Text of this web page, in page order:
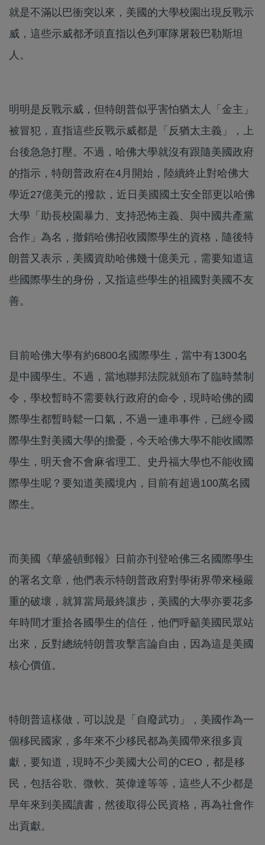
就是不滿以巴衝突以來，美國的大學校園出現反戰示
威，這些示威都矛頭直指以色列軍隊屠殺巴勒斯坦
人。
明明是反戰示威，但特朗普似乎害怕猶太人「金主」
被冒犯，直指這些反戰示威都是「反猶太主義」，上
台後急急打壓。不過，哈佛大學就沒有跟隨美國政府
的指示，特朗普政府在4月開始，陸續終止對哈佛大
學近27億美元的撥款，近日美國國土安全部更以哈佛
大學「助長校園暴力、支持恐怖主義、與中國共產黨
合作」為名，撤銷哈佛招收國際學生的資格，隨後特
朗普又表示，美國資助哈佛幾十億美元，需要知道這
些國際學生的身份，又指這些學生的祖國對美國不友
善。
目前哈佛大學有約6800名國際學生，當中有1300名
是中國學生。不過，當地聯邦法院就頒布了臨時禁制
令，學校暫時不需要執行政府的命令，現時哈佛的國
際學生都暫時鬆一口氣，不過一連串事件，已經令國
際學生對美國大學的擔憂，今天哈佛大學不能收國際
學生，明天會不會麻省理工、史丹福大學也不能收國
際學生呢？要知道美國境內，目前有超過100萬名國
際生。
而美國《華盛頓郵報》日前亦刊登哈佛三名國際學生
的署名文章，他們表示特朗普政府對學術界帶來極嚴
重的破壞，就算當局最終讓步，美國的大學亦要花多
年時間才重拾各國學生的信任，他們呼籲美國民眾站
出來，反對總統特朗普攻擊言論自由，因為這是美國
核心價值。
特朗普這樣做，可以說是「自廢武功」，美國作為一
個移民國家，多年來不少移民都為美國帶來很多貢
獻，要知道，現時不少美國大公司的CEO，都是移
民，包括谷歌、微軟、英偉達等等，這些人不少都是
早年來到美國讀書，然後取得公民資格，再為社會作
出貢獻。